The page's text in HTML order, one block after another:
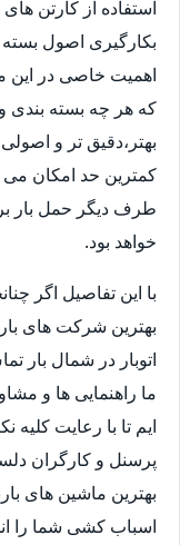
استفاده از کارتن
بکارگیری اصول
اهمیت خاصی در این
که هر چه بسته بندی
بهتر،دقیق تر و
کمترین حد امکان
طرف دیگر حمل بار
خواهد بود.
با این تفاصیل اگر
بهترین شرکت های
اتوبار در شمال بار
ما راهنمایی ها و
ایم تا با رعایت کلیه
پرسنل و کارگران
بهترین ماشین های
اسباب کشی شما را